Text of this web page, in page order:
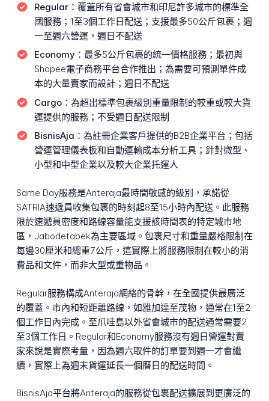
Regular： 覆蓋所有省會城市和印尼許多城市的標準全
國服務；1至3個工作日配送；支援最多50公斤包裹；週
一至週六營運，週日不配送
Economy： 最多5公斤包裹的統一價格服務；最初與
Shopee電子商務平台合作推出；為需要可預測單件成
本的大量賣家而設計；週日不配送
Cargo： 為超出標準包裹級別重量限制的較重或較大貨
運提供的服務；不受週日配送限制
BisnisAja： 為註冊企業客戶提供的B2B企業平台；包括
營運管理儀表板和自動運輸成本分析工具；針對微型、
小型和中型企業以及較大企業托運人
Same Day服務是Anteraja最時間敏感的級別，承諾從
SATRIA速遞員收集包裹的時刻起8至15小時內配送。此服務
限於速遞員密度和路線容量能支援該時間表的特定城市地
區，Jabodetabek為主要區域。包裹尺寸和重量嚴格限制在
每邊30厘米和總重7公斤，這實際上將服務限制在較小的消
費品和文件，而非大型或重物品。
Regular服務構成Anteraja網絡的骨幹，在全國提供最廣泛
的覆蓋。市內和短距離路線，如雅加達至茂物，通常在1至2
個工作日內完成。至爪哇島以外省會城市的配送通常需要2
至3個工作日。Regular和Economy服務沒有週日營運對賣
家來說是實際考量，因為週六取件的訂單要到週一才會繼
續，實際上為週末貨運延長一個曆日的配送時間。
BisnisAja平台將Anteraja的服務從包裹配送擴展到更廣泛的